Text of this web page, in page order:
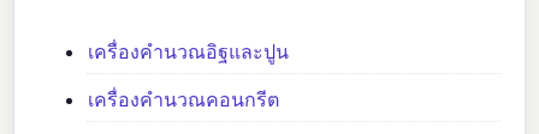
เครื่องคำนวณอิฐและปูน
เครื่องคำนวณคอนกรีต